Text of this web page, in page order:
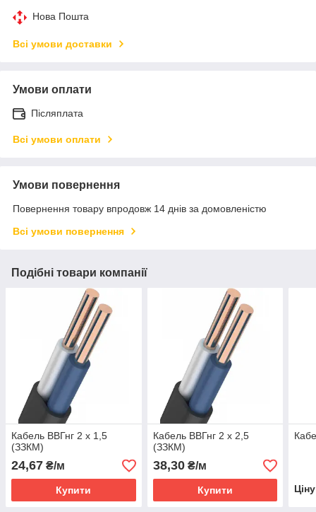
Нова Пошта
Всі умови доставки
Умови оплати
Післяплата
Всі умови оплати
Умови повернення
Повернення товару впродовж 14 днів за домовленістю
Всі умови повернення
Подібні товари компанії
Кабель ВВГнг 2 х 1,5
(ЗЗКМ)
24,67 ₴/м
Купити
Кабель ВВГнг 2 х 2,5
(ЗЗКМ)
38,30₴/м
Купити